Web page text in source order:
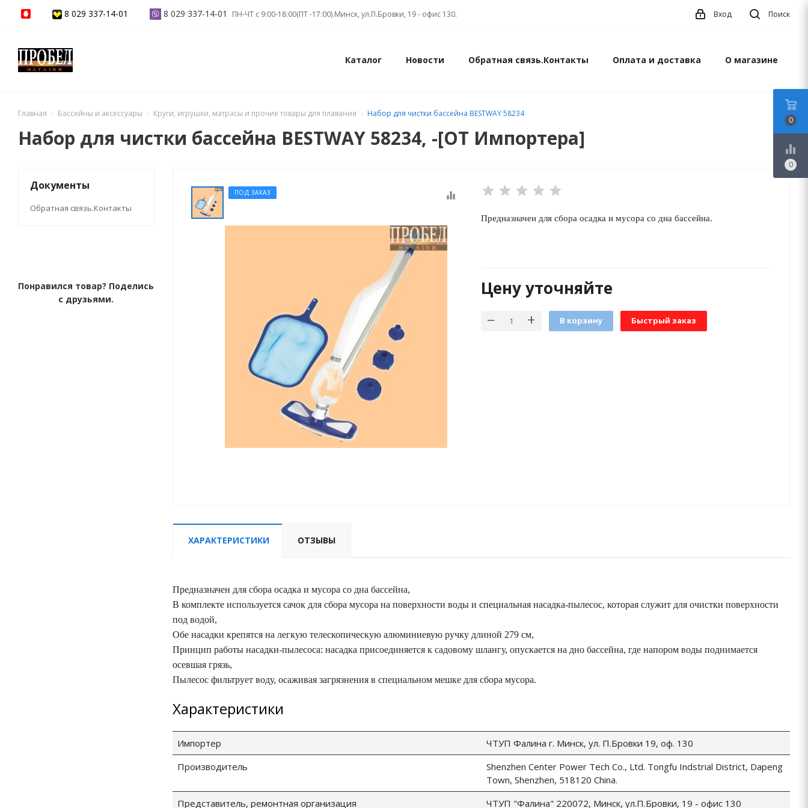
8 029 337-14-01 8 029 337-14-01 ПН-ЧТ с 9:00-18:00(ПТ -17:00).Минск, ул.П.Бровки, 19 - офис 130. Вход Поиск
Каталог Новости Обратная связь.Контакты Оплата и доставка О магазине
0
equalizer
0
Главная Бассейны и аксессуары Круги, игрушки, матрасы и прочие товары для плавания Набор для чистки бассейна BESTWAY 58234
Набор для чистки бассейна BESTWAY 58234, -[ОТ Импортера]
Документы
Обратная связь.Контакты
Понравился товар? Поделись
с друзьями.
ПОД ЗАКАЗ equalizer
Предназначен для сбора осадка и мусора со дна бассейна.
Цену уточняйте
В корзину Быстрый заказ
ХАРАКТЕРИСТИКИ ОТЗЫВЫ
Предназначен для сбора осадка и мусора со дна бассейна,
В комплекте используется сачок для сбора мусора на поверхности воды и специальная насадка-пылесос, которая служит для очистки поверхности
под водой,
Обе насадки крепятся на легкую телескопическую алюминиевую ручку длиной 279 см,
Принцип работы насадки-пылесоса: насадка присоединяется к садовому шлангу, опускается на дно бассейна, где напором воды поднимается
осевшая грязь,
Пылесос фильтрует воду, осаживая загрязнения в специальном мешке для сбора мусора.
Характеристики
Импортер
ЧТУП Фалина г. Минск, ул. П.Бровки 19, оф. 130
Производитель
Shenzhen Center Power Tech Co., Ltd. Tongfu Indstrial District, Dapeng
Town, Shenzhen, 518120 China.
Представитель, ремонтная организация
ЧТУП "Фалина" 220072, Минск, ул.П.Бровки, 19 - офис 130